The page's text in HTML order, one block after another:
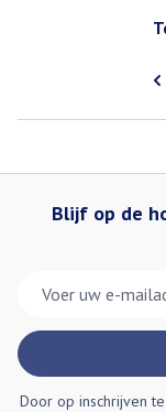
Blijf op de
Door op inschrijven